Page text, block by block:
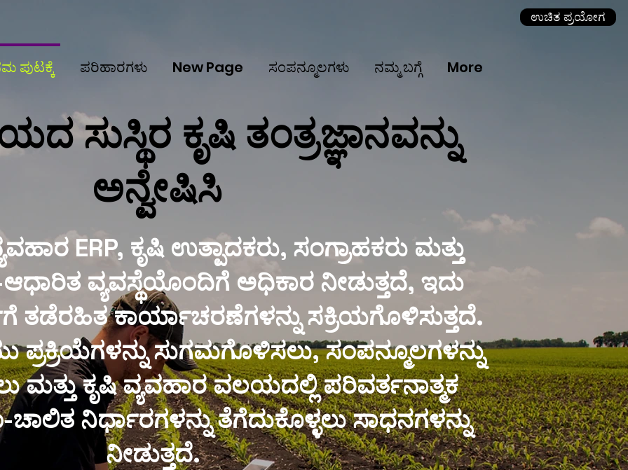
ಉಚಿತ ಪ್ರಯೋಗ
ಪುಟಕ್ಕೆ ಪರಿಹಾರಗಳು New Page ಸಂಪನ್ಮೂಲಗಳು ನಮ್ಮ ಬಗ್ಗೆ More
ಸುಸ್ಥಿರ ಕೃಷಿ ತಂತ್ರಜ್ಞಾನವನ್ನು
ಅನ್ವೇಷಿಸಿ
ERP, ಕೃಷಿ ಉತ್ಪಾದಕರು, ಸಂಗ್ರಾಹಕರು ಮತ್ತು
ವ್ಯವಸ್ಥೆಯೊಂದಿಗೆ ಅಧಿಕಾರ ನೀಡುತ್ತದೆ, ಇದು
ಕಾರ್ಯಾಚರಣೆಗಳನ್ನು ಸಕ್ರಿಯಗೊಳಿಸುತ್ತದೆ.
ಸುಗಮಗೊಳಿಸಲು, ಸಂಪನ್ಮೂಲಗಳನ್ನು
ಮತ್ತು ಕೃಷಿ ವ್ಯವಹಾರ ವಲಯದಲ್ಲಿ ಪರಿವರ್ತನಾತ್ಮಕ
ನಿರ್ಧಾರಗಳನ್ನು ತೆಗೆದುಕೊಳ್ಳಲು ಸಾಧನಗಳನ್ನು
ನೀಡುತ್ತದೆ.